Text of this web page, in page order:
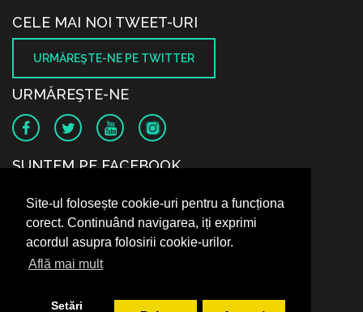
Site-ul folosește cookie-uri pentru a funcționa
corect. Continuând navigarea, iți exprimi
acordul asupra folosirii cookie-urilor.
Află mai mult
Setări
CELE MAI NOI TWEET-URI
URMĂREŞTE-NE PE TWITTER
URMĂREŞTE-NE
SUNTEM PE FACEBOOK